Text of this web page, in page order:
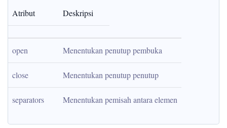
Atribut Deskripsi
open Menentukan penutup pembuka
close Menentukan penutup penutup
separators Menentukan pemisah antara elemen